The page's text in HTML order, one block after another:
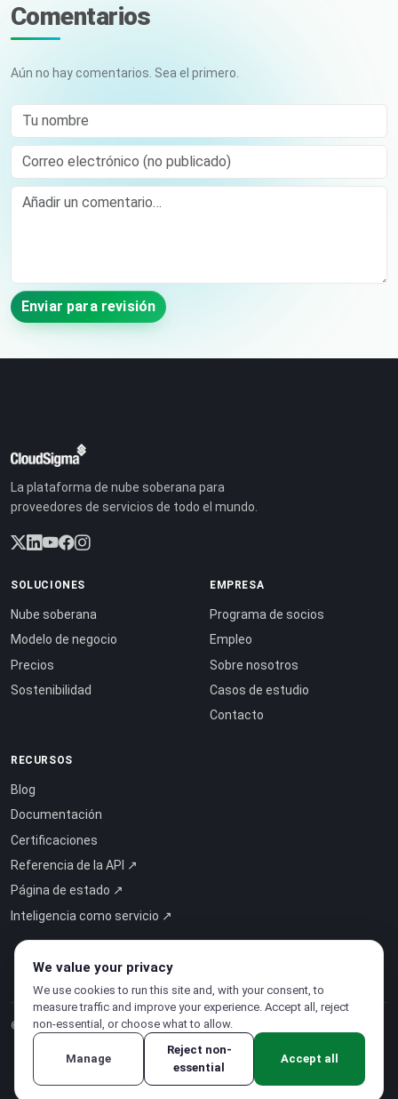
Comentarios
Aún no hay comentarios. Sea el primero.
Tu nombre
Correo electrónico (no publicado)
Comment
Enviar para revisión
La plataforma de nube soberana para
proveedores de servicios de todo el mundo.
SOLUCIONES
Nube soberana
Modelo de negocio
Precios
Sostenibilidad
EMPRESA
Programa de socios
Empleo
Sobre nosotros
Casos de estudio
Contacto
RECURSOS
Blog
Documentación
Certificaciones
Referencia de la API ↗
Página de estado ↗
Inteligencia como servicio ↗
© 2026 CloudSigma Holding AG.Todos los derechos reservados
Política de privacidad·Condiciones del servicio
We value your privacy
We use cookies to run this site and, with your consent, to
measure traffic and improve your experience. Accept all, reject
non-essential, or choose what to allow.
Manage
Reject non-
essential
Accept all